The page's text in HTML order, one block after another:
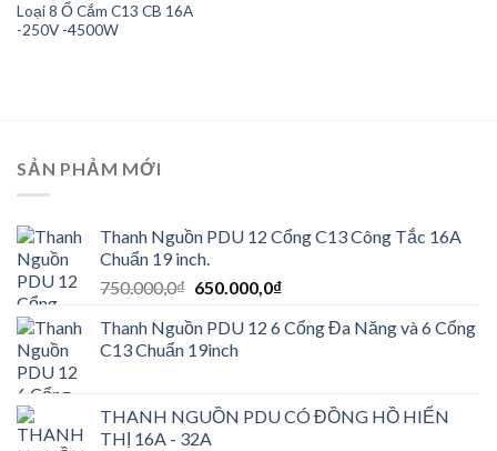
Loại 8 Ổ Cắm C13 CB 16A
-250V -4500W
SẢN PHẢM MỚI
Thanh Nguồn PDU 12 Cổng C13 Công Tắc 16A
Chuẩn 19 inch.
750.000,0₫ Giá
là:
750.000,0₫.
650.000,0₫Giá
tại
Thanh Nguồn PDU 12 6 Cổng Đa Năng và 6 Cổng
C13 Chuẩn 19inch
THANH NGUỒN PDU CÓ ĐỒNG HỒ HIỂN
THỊ 16A - 32A